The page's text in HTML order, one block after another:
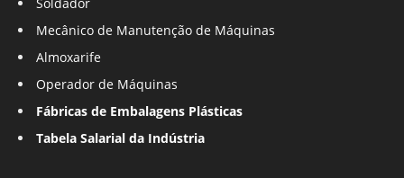
Soldador
Mecânico de Manutenção de Máquinas
Almoxarife
Operador de Máquinas
Fábricas de Embalagens Plásticas
Tabela Salarial da Indústria